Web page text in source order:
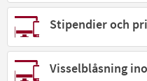
Stipendier och
Visselblåsning